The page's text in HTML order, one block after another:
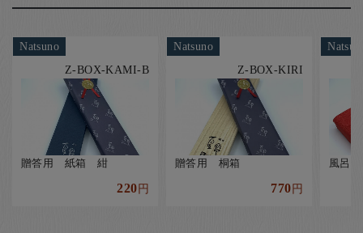
Natsuno
Z-BOX-KAMI-B
贈答用 紙箱 紺
220円
Natsuno
Z-BOX-KIRI
贈答用 桐箱
770円
風呂